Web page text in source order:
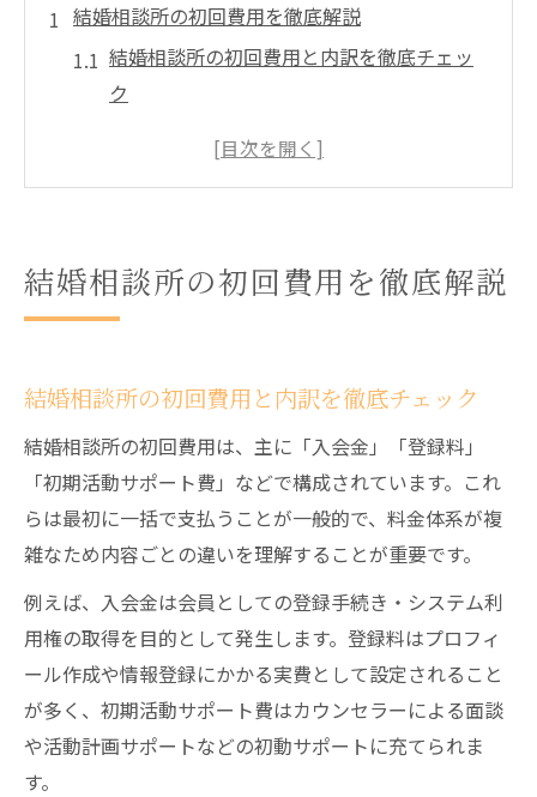
結婚相談所の初回費用を徹底解説
結婚相談所の初回費用と内訳を徹底チェッ
ク
結婚相談所の入会金や月額相場の基本知識
結婚相談所の費用に男女差がある理由を知
る
結婚相談所のコスパ重視な費用節約ポイン
ト
結婚相談所の料金相場から見る最適な選び
方
結婚相談所やめた方がいい理由も事前に確
認
結婚相談所の入会金30万は本当に必要か考
察
結婚相談所の費用と成婚率の関係を解説
初期費用が気になる方への婚活対策
結婚相談所の初回費用を徹底解説
結婚相談所の初回費用と内訳を徹底チェック
結婚相談所の初回費用は、主に「入会金」「登録料」
「初期活動サポート費」などで構成されています。これ
らは最初に一括で支払うことが一般的で、料金体系が複
雑なため内容ごとの違いを理解することが重要です。
例えば、入会金は会員としての登録手続き・システム利
用権の取得を目的として発生します。登録料はプロフィ
ール作成や情報登録にかかる実費として設定されること
が多く、初期活動サポート費はカウンセラーによる面談
や活動計画サポートなどの初動サポートに充てられま
す。